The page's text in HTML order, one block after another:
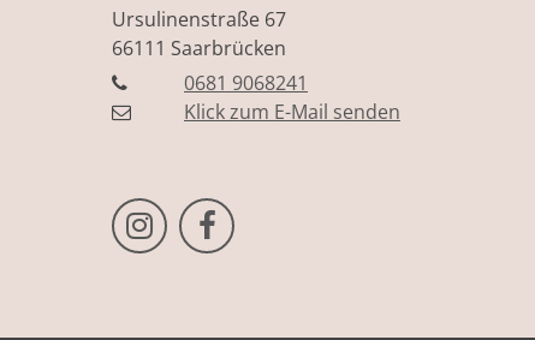
Ursulinenstraße 67
66111 Saarbrücken
0681 9068241
Klick zum E-Mail senden
Bistum Trier auf Instragram
Bistum Trier auf Facebook